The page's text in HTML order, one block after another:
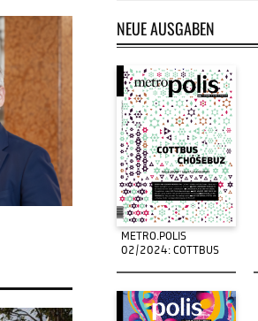
NEUE AUSGABEN
METRO.POLIS
02/2024: COTTBUS